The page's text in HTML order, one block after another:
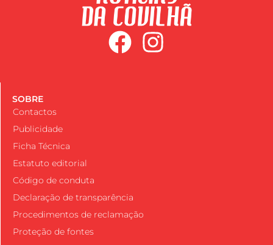
SOBRE
Contactos
Publicidade
Ficha Técnica
Estatuto editorial
Código de conduta
Declaração de transparência
Procedimentos de reclamação
Proteção de fontes